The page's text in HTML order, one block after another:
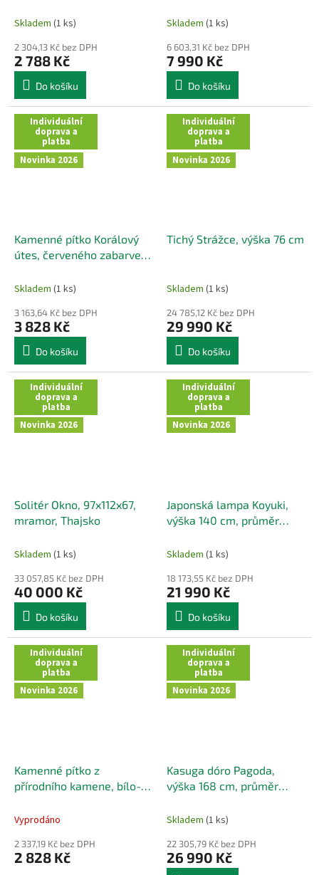
43x27 cm
Skladem (1 ks)
2 304,13 Kč bez DPH
2 788 Kč
Do košíku
Skladem (1 ks)
6 603,31 Kč bez DPH
7 990 Kč
Do košíku
Individuální
doprava a
platba
Novinka 2026
Kamenné pítko Korálový
útes, červeného zabarvení
Skladem (1 ks)
3 163,64 Kč bez DPH
3 828 Kč
Do košíku
Individuální
doprava a
platba
Novinka 2026
Tichý Strážce, výška 76 cm
Skladem (1 ks)
24 785,12 Kč bez DPH
29 990 Kč
Do košíku
Individuální
doprava a
platba
Novinka 2026
Solitér Okno, 97x112x67,
mramor, Thajsko
Skladem (1 ks)
33 057,85 Kč bez DPH
40 000 Kč
Do košíku
Individuální
doprava a
platba
Novinka 2026
Japonská lampa Koyuki,
výška 140 cm, průměr
Skladem (1 ks)
18 173,55 Kč bez DPH
21 990 Kč
Do košíku
Individuální
doprava a
platba
Novinka 2026
Kamenné pítko z
přírodního kamene, bílo-
Vyprodáno
2 337,19 Kč bez DPH
2 828 Kč
Individuální
doprava a
platba
Novinka 2026
Kasuga dóro Pagoda,
výška 168 cm, průměr
Skladem (1 ks)
22 305,79 Kč bez DPH
26 990 Kč